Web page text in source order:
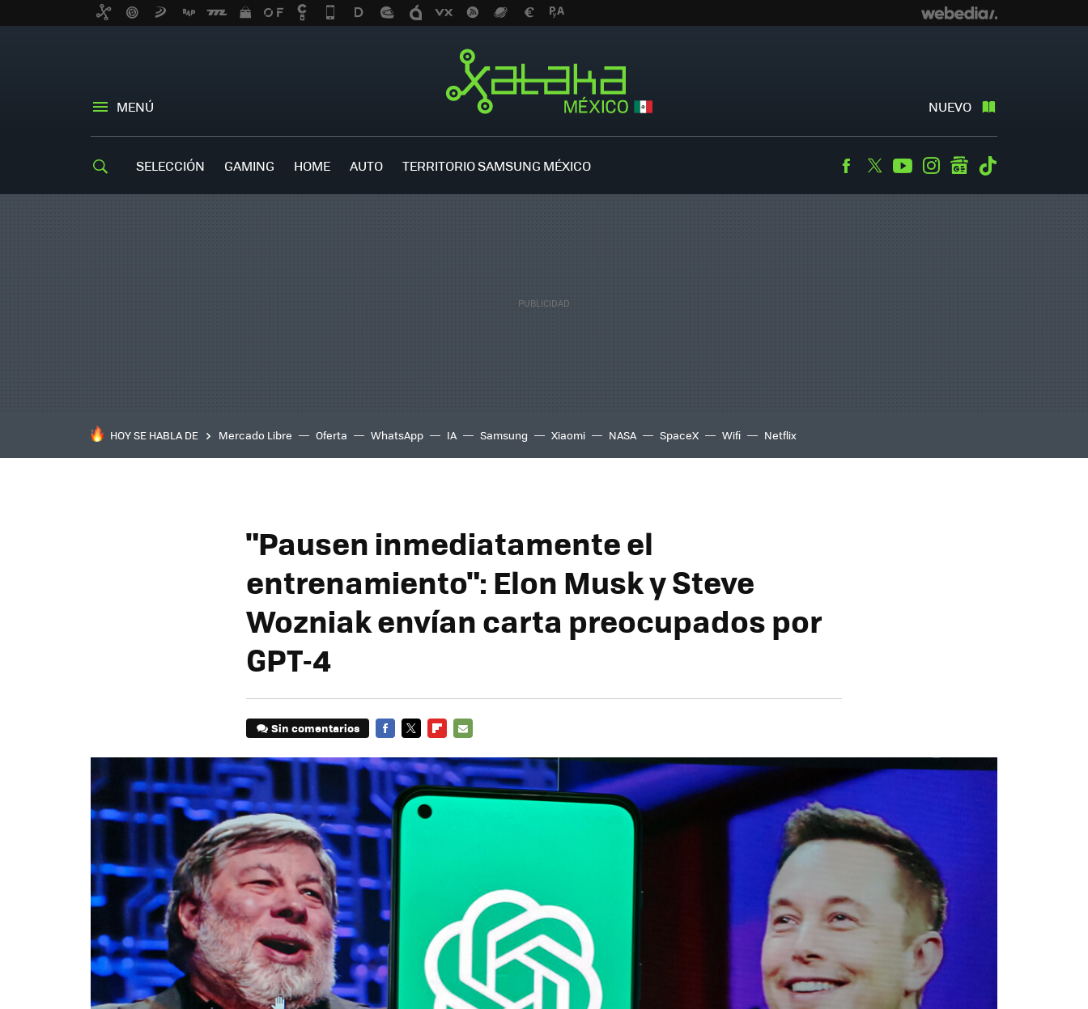
MENÚ NUEVO
SELECCIÓN GAMING HOME AUTO TERRITORIO SAMSUNG MÉXICO Facebook
TwitterYoutubeInstagramgooglenews
HOY SE HABLA DE Mercado Libre Oferta WhatsApp IA Samsung Xiaomi NASA SpaceX Wifi Netflix
"Pausen inmediatamente el
entrenamiento": Elon Musk y Steve
Wozniak envían carta preocupados por
GPT-4
Sin comentarios
MAIL